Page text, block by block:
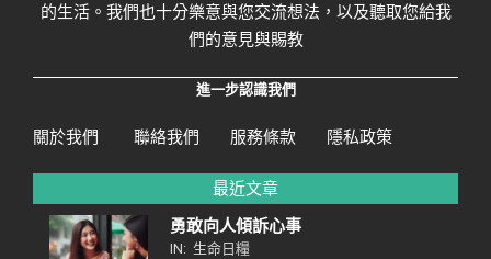
的生活。我們也十分樂意與您交流想法，以及聽取您給我
們的意見與賜教
進一步認識我們
關於我們 聯絡我們 服務條款 隱私政策
最近文章
勇敢向人傾訴心事
IN: 生命日糧